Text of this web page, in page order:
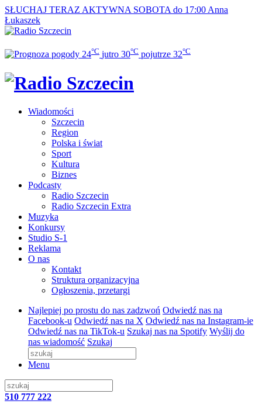
SŁUCHAJ TERAZ AKTYWNA SOBOTA do 17:00 Anna
Łukaszek
24°C jutro 30°C pojutrze 32°C
Wiadomości
Szczecin
Region
Polska i świat
Sport
Kultura
Biznes
Podcasty
Radio Szczecin
Radio Szczecin Extra
Muzyka
Konkursy
Studio S-1
Reklama
O nas
Kontakt
Struktura organizacyjna
Ogłoszenia, przetargi
Najlepiej po prostu do nas zadzwoń Odwiedź nas na
Facebook-u Odwiedź nas na X Odwiedź nas na Instagram-ie
Odwiedź nas na TikTok-u Szukaj nas na Spotify Wyślij do
nas wiadomość Szukaj
Menu
510 777 222